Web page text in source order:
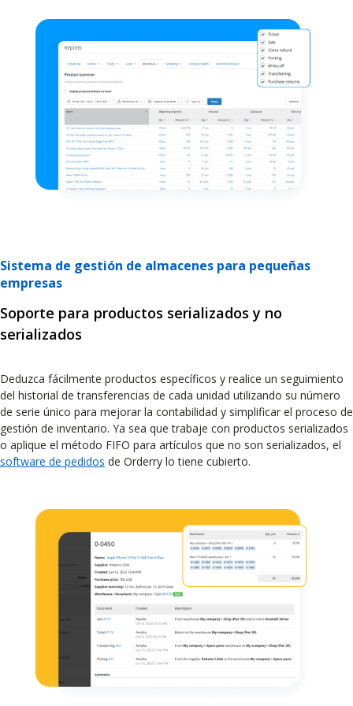
Sistema de gestión de almacenes para pequeñas
empresas
Soporte para productos serializados y no
serializados
Deduzca fácilmente productos específicos y realice un seguimiento
del historial de transferencias de cada unidad utilizando su número
de serie único para mejorar la contabilidad y simplificar el proceso de
gestión de inventario. Ya sea que trabaje con productos serializados
o aplique el método FIFO para artículos que no son serializados, el
software de pedidos de Orderry lo tiene cubierto.